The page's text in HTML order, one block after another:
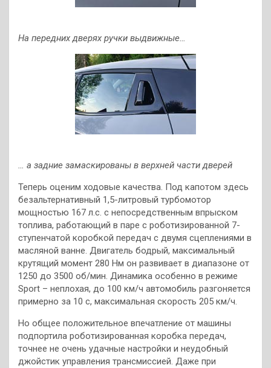
На передних дверях ручки выдвижные…
… а задние замаскированы в верхней части дверей
Теперь оценим ходовые качества. Под капотом здесь
безальтернативный 1,5-литровый турбомотор
мощностью 167 л.с. с непосредственным впрыском
топлива, работающий в паре с роботизированной 7-
ступенчатой коробкой передач с двумя сцеплениями в
масляной ванне. Двигатель бодрый, максимальный
крутящий момент 280 Нм он развивает в диапазоне от
1250 до 3500 об/мин. Динамика особенно в режиме
Sport – неплохая, до 100 км/ч автомобиль разгоняется
примерно за 10 с, максимальная скорость 205 км/ч.
Но общее положительное впечатление от машины
подпортила роботизированная коробка передач,
точнее не очень удачные настройки и неудобный
джойстик управления трансмиссией. Даже при